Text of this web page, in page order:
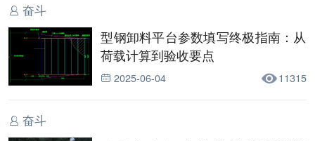
奋斗
型钢卸料平台参数填写终极指南：从
荷载计算到验收要点
2025-06-04 11315
奋斗